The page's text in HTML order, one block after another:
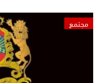
مجتمع